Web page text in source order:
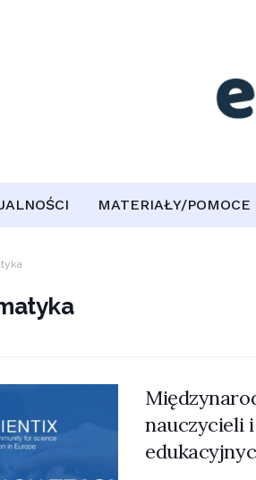
MATERIAŁY/POMOCE
nauczycieli